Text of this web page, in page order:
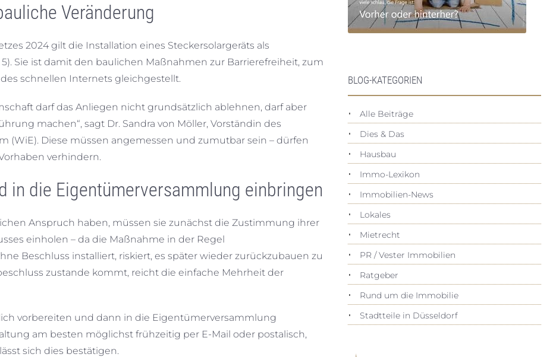
Veränderung
2024 gilt die Installation eines Steckersolargeräts als
Sie ist damit den baulichen Maßnahmen zur Barrierefreiheit, zum
schnellen Internets gleichgestellt.
darf das Anliegen nicht grundsätzlich ablehnen, darf aber
machen“, sagt Dr. Sandra von Möller, Vorständin des
(WiE). Diese müssen angemessen und zumutbar sein – dürfen
verhindern.
in die Eigentümerversammlung einbringen
Anspruch haben, müssen sie zunächst die Zustimmung ihrer
einholen – da die Maßnahme in der Regel
Beschluss installiert, riskiert, es später wieder zurückzubauen zu
zustande kommt, reicht die einfache Mehrheit der
vorbereiten und dann in die Eigentümerversammlung
am besten möglichst frühzeitig per E-Mail oder postalisch,
sich dies bestätigen.
BLOG-KATEGORIEN
Alle Beiträge
Dies & Das
Hausbau
Immo-Lexikon
Immobilien-News
Lokales
Mietrecht
PR / Vester Immobilien
Ratgeber
Rund um die Immobilie
Stadtteile in Düsseldorf